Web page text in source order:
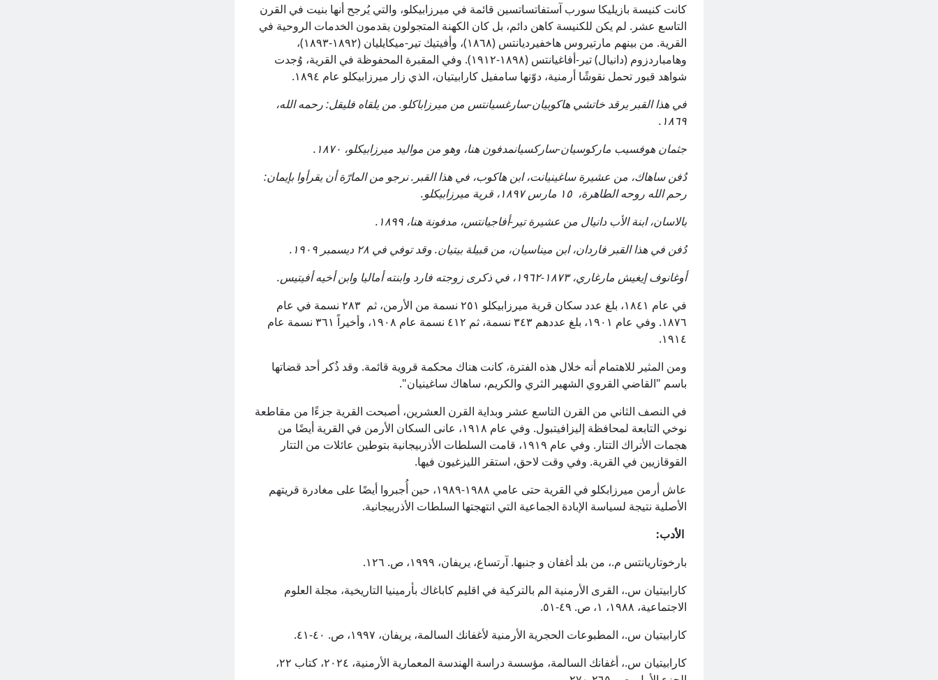
كانت كنيسة بازيليكا سورب آستفاتساتسين قائمة في ميرزابيكلو، والتي يُرجح أنها بنيت في القرن
التاسع عشر. لم يكن للكنيسة كاهن دائم، بل كان الكهنة المتجولون يقدمون الخدمات الروحية في
القرية. من بينهم مارتيروس هاخفيرديانتس (۱۸٦۸)، وأفيتيك تير-ميكايليان (۱۸۹۲-۱۸۹۳)،
وهامباردزوم (دانيال) تير-أفاغيانتس (۱۸۹۸-۱۹۱۲). وفي المقبرة المحفوظة في القرية، وُجدت
شواهد قبور تحمل نقوشًا أرمنية، دوّنها سامفيل كارابيتيان، الذي زار ميرزابيكلو عام ۱۸۹٤.
في هذا القبر يرقد خاتشي هاكوبيان-سارغسيانتس من ميرزاباكلو. من يلقاه فليقل: رحمه الله،
١٨٦٩.
جثمان هوفسيب ماركوسيان-ساركسيانمدفون هنا، وهو من مواليد ميرزابيكلو، ۱۸۷۰.
دُفن ساهاك، من عشيرة ساغينيانت، ابن هاكوب، في هذا القبر. نرجو من المارّة أن يقرأوا بإيمان:
رحم الله روحه الطاهرة، ۱٥ مارس ۱۸۹۷، قرية ميرزابيكلو.
بالاسان، ابنة الأب دانيال من عشيرة تير-أفاجيانتس، مدفونة هنا، ۱۸۹۹.
دُفن في هذا القبر فاردان، ابن ميناسيان، من قبيلة بيتيان. وقد توفي في ۲۸ ديسمبر ۱۹۰۹.
أوغانوف إيغيش مارغاري، ۱۸۷۳-۱۹٦۲، في ذكرى زوجته فارد وابنته أماليا وابن أخيه أفيتيس.
في عام ١٨٤١، بلغ عدد سكان قرية ميرزابيكلو ٢٥١ نسمة من الأرمن، ثم ٢٨٣ نسمة في عام
١٨٧٦. وفي عام ١٩٠١، بلغ عددهم ٣٤٣ نسمة، ثم ٤١٢ نسمة عام ١٩٠٨، وأخيراً ٣٦١ نسمة عام
١٩١٤.
ومن المثير للاهتمام أنه خلال هذه الفترة، كانت هناك محكمة قروية قائمة. وقد ذُكر أحد قضاتها
باسم "القاضي القروي الشهير الثري والكريم، ساهاك ساغينيان".
في النصف الثاني من القرن التاسع عشر وبداية القرن العشرين، أصبحت القرية جزءًا من مقاطعة
نوخي التابعة لمحافظة إليزافيتبول. وفي عام ١٩١٨، عانى السكان الأرمن في القرية أيضًا من
هجمات الأتراك التتار. وفي عام ١٩١٩، قامت السلطات الأذربيجانية بتوطين عائلات من التتار
القوقازيين في القرية. وفي وقت لاحق، استقر الليزغيون فيها.
عاش أرمن ميرزابكلو في القرية حتى عامي ١٩٨٨-١٩٨٩، حين أُجبروا أيضًا على مغادرة قريتهم
الأصلية نتيجة لسياسة الإبادة الجماعية التي انتهجتها السلطات الأذربيجانية.
الأدب:
بارخوتاريانتس م.، من بلد أغفان و جنبها. آرتساع، يريفان، ۱۹۹۹، ص. ۱۲٦.
كارابيتيان س.، القرى الأرمنية الم بالتركية في اقليم كاباغاك بأرمينيا التاريخية، مجلة العلوم
الاجتماعية، ۱۹۸۸، ۱، ص. ٤۹-٥۱.
كارابيتيان س.، المطبوعات الحجرية الأرمنية لأغفانك السالمة، يريفان، ۱۹۹۷، ص. ٤۰-٤۱.
كارابيتيان س.، أغفانك السالمة، مؤسسة دراسة الهندسة المعمارية الأرمنية، ۲۰۲٤، كتاب ۲۲،